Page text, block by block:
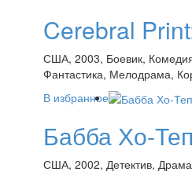
Cerebral
США, 2003, Боевик,
Фантастика, Мелодрама,
В избранное
Бабба Хо-Теп
США, 2002, Детектив,